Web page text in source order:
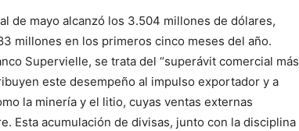
de mayo alcanzó los 3.504 millones de dólares,
millones en los primeros cinco meses del año.
Supervielle, se trata del “superávit comercial más
este desempeño al impulso exportador y a
la minería y el litio, cuyas ventas externas
Esta acumulación de divisas, junto con la disciplina